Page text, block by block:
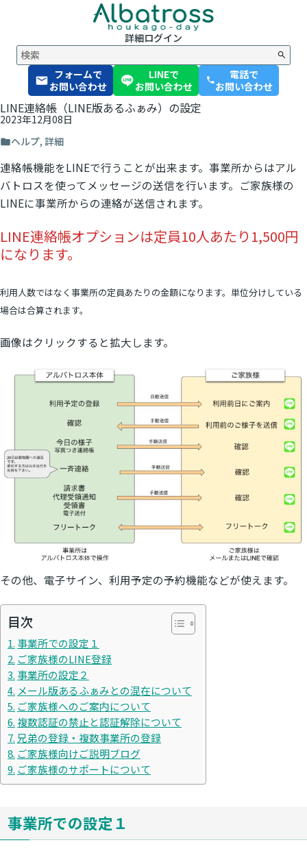
詳細ログイン
フォームで
お問い合わせ
LINEで
お問い合わせ
phone
電話で
お問い合わせ
LINE連絡帳（LINE版あるふぁみ）の設定
2023年12月08日
ヘルプ, 詳細
連絡帳機能をLINEで行うことが出来ます。事業所からはアル
バトロスを使ってメッセージの送信を行います。ご家族様の
LINEに事業所からの連絡が送信されます。
LINE連絡帳オプションは定員10人あたり1,500円
になります。
利用人数ではなく事業所の定員あたりの金額になります。単位分けしている
場合は合算されます。
画像はクリックすると拡大します。
その他、電子サイン、利用予定の予約機能などが使えます。
目次
事業所での設定１
ご家族様のLINE登録
事業所の設定２
メール版あるふぁみとの混在について
ご家族様へのご案内について
複数認証の禁止と認証解除について
兄弟の登録・複数事業所の登録
ご家族様向けご説明ブログ
ご家族様のサポートについて
事業所での設定１